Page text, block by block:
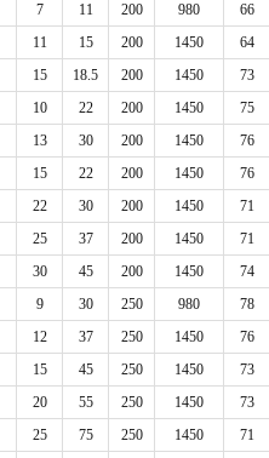
7 11 200 980 66
11 15 200 1450 64
15 18.5 200 1450 73
10 22 200 1450 75
13 30 200 1450 76
15 22 200 1450 76
22 30 200 1450 71
25 37 200 1450 71
30 45 200 1450 74
9 30 250 980 78
12 37 250 1450 76
15 45 250 1450 73
20 55 250 1450 73
25 75 250 1450 71